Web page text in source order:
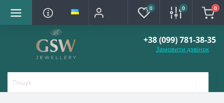
0 0 0
+38 (099) 781-38-35
Замовити дзвінок